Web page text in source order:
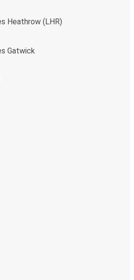
Heathrow (LHR)
Gatwick